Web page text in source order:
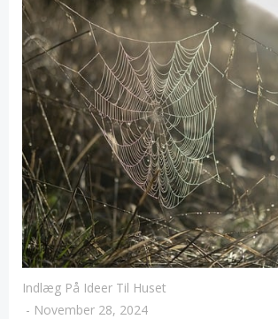
Indlæg På Ideer Til Huset
- November 28, 2024